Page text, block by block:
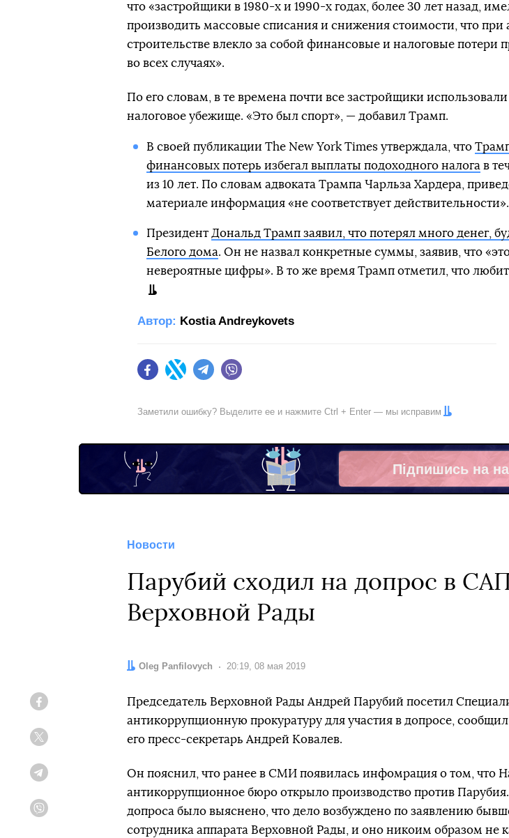
что «застройщики в 1980-х и 1990-х годах, более 30 лет назад,
производить массовые списания и снижения стоимости, что при
строительстве влекло за собой финансовые и налоговые потери
во всех случаях».
По его словам, в те времена почти все застройщики использовали
налоговое убежище. «Это был спорт», — добавил Трамп.
В своей публикации The New York Times утверждала, что
финансовых потерь избегал выплаты подоходного налога в
из 10 лет. По словам адвоката Трампа Чарльза Хардера,
материале информация «не соответствует действительности».
Президент Дональд Трамп заявил, что потерял много денег,
Белого дома. Он не назвал конкретные суммы, заявив, что
невероятные цифры». В то же время Трамп отметил, что любит
Автор: Kostia Andreykovets
FacebookTwitter Telegram
Заметили ошибку? Выделите ее и нажмите Ctrl + Enter — мы исправим
Підпишись на
Telegram
Новости
Парубий сходил на допрос в
Верховной Рады
Автор:
Oleg Panfilovych Дата:
20:19, 08 мая 2019
Председатель Верховной Рады Андрей Парубий посетил
антикоррупционную прокуратуру для участия в допросе, сообщил
его пресс-секретарь Андрей Ковалев.
Он пояснил, что ранее в СМИ появилась инфомрация о том, что
антикоррупционное бюро открыло производство против
допроса было выяснено, что дело возбуждено по заявлению
сотрудника аппарата Верховной Рады, и оно никоим образом не